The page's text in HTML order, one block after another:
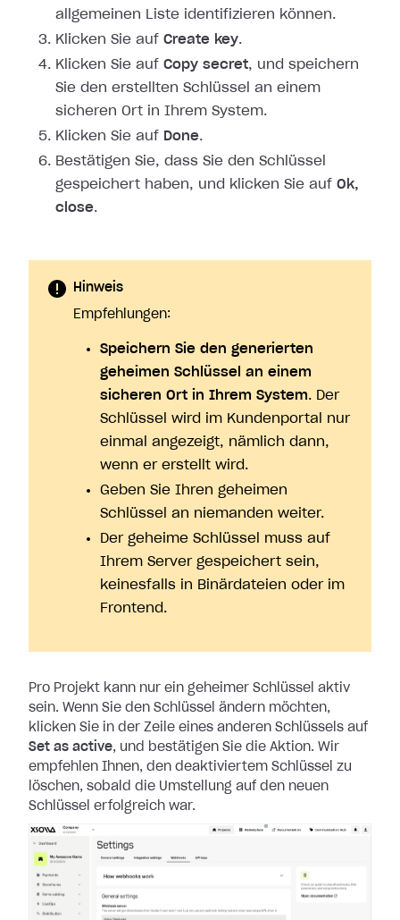
allgemeinen Liste identifizieren können.
Klicken Sie auf Create key.
Klicken Sie auf Copy secret, und speichern
Sie den erstellten Schlüssel an einem
sicheren Ort in Ihrem System.
Klicken Sie auf Done.
Bestätigen Sie, dass Sie den Schlüssel
gespeichert haben, und klicken Sie auf Ok,
close.
Hinweis
Empfehlungen:
Speichern Sie den generierten
geheimen Schlüssel an einem
sicheren Ort in Ihrem System. Der
Schlüssel wird im Kundenportal nur
einmal angezeigt, nämlich dann,
wenn er erstellt wird.
Geben Sie Ihren geheimen
Schlüssel an niemanden weiter.
Der geheime Schlüssel muss auf
Ihrem Server gespeichert sein,
keinesfalls in Binärdateien oder im
Frontend.
Pro Projekt kann nur ein geheimer Schlüssel aktiv
sein. Wenn Sie den Schlüssel ändern möchten,
klicken Sie in der Zeile eines anderen Schlüssels auf
Set as active, und bestätigen Sie die Aktion. Wir
empfehlen Ihnen, den deaktiviertem Schlüssel zu
löschen, sobald die Umstellung auf den neuen
Schlüssel erfolgreich war.